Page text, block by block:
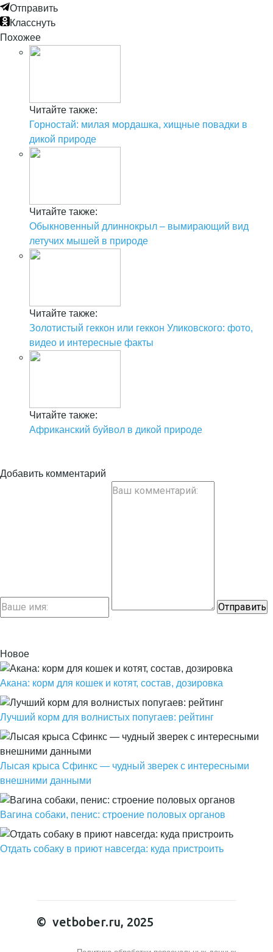
Отправить
Класснуть
Похожее
Читайте также:
Горностай: милая мордашка, хищные повадки в
дикой природе
Читайте также:
Обыкновенный длиннокрыл – вымирающий вид
летучих мышей в природе
Читайте также:
Золотистый геккон или геккон Уликовского: фото,
видео и интересные факты
Читайте также:
Африканский буйвол в дикой природе
Добавить комментарий
Новое
Акана: корм для кошек и котят, состав, дозировка
Лучший корм для волнистых попугаев: рейтинг
Лысая крыса Сфинкс — чудный зверек с интересными
внешними данными
Вагина собаки, пенис: строение половых органов
Отдать собаку в приют навсегда: куда пристроить
© vetbober.ru, 2025